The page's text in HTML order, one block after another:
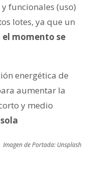
funcionales (uso)
lotes, ya que un
el momento se
energética de
aumentar la
y medio
Imagen de Portada: Unsplash